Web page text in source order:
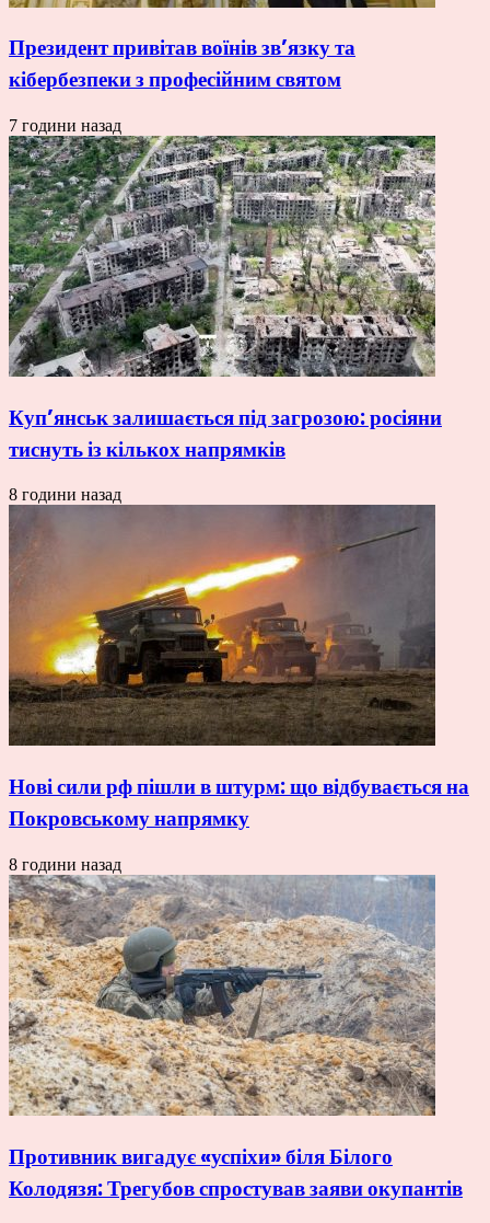
Президент привітав воїнів зв’язку та
кібербезпеки з професійним святом
7 години назад
Куп’янськ залишається під загрозою: росіяни
тиснуть із кількох напрямків
8 години назад
Нові сили рф пішли в штурм: що відбувається на
Покровському напрямку
8 години назад
Противник вигадує «успіхи» біля Білого
Колодязя: Трегубов спростував заяви окупантів